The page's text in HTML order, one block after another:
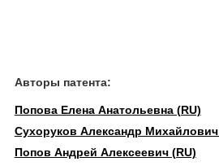
Авторы патента:
Попова Елена Анатольевна (RU)
Сухоруков Александр Михайлович
Попов Андрей Алексеевич (RU)